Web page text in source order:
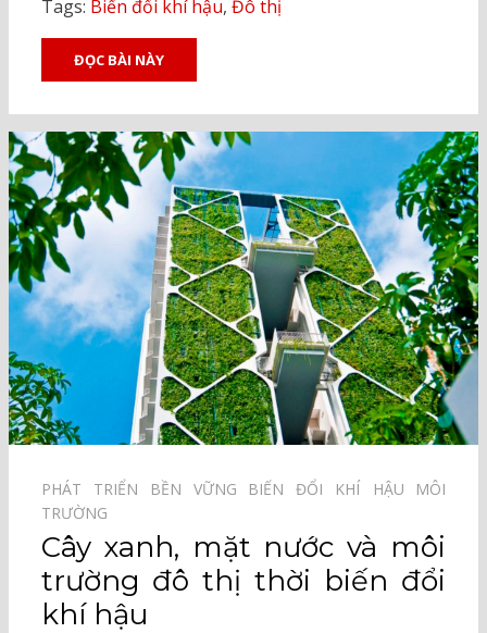
Tags: Biến đổi khí hậu, Đô thị
ĐỌC BÀI NÀY
PHÁT TRIỂN BỀN VỮNG⠀ BIẾN ĐỔI KHÍ HẬU⠀
MÔI
TRƯỜNG⠀
Cây xanh, mặt nước và môi
trường đô thị thời biến đổi
khí hậu